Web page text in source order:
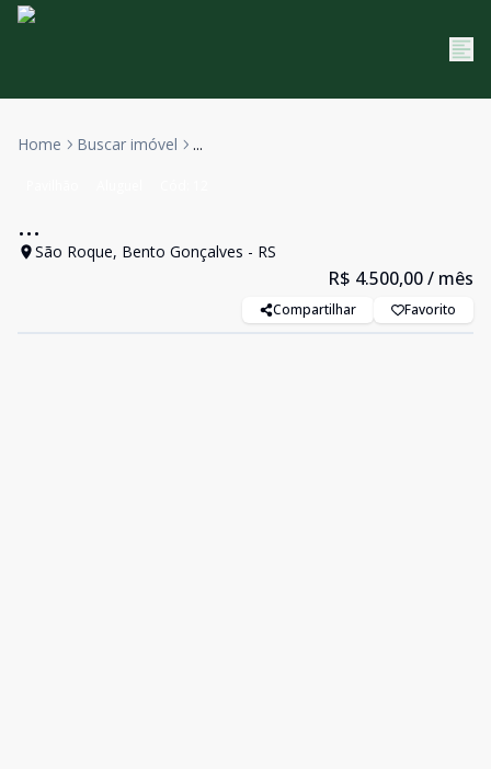
Home Buscar imóvel ...
...
São Roque, Bento Gonçalves - RS
R$ 4.500,00/ mês
Compartilhar Favorito